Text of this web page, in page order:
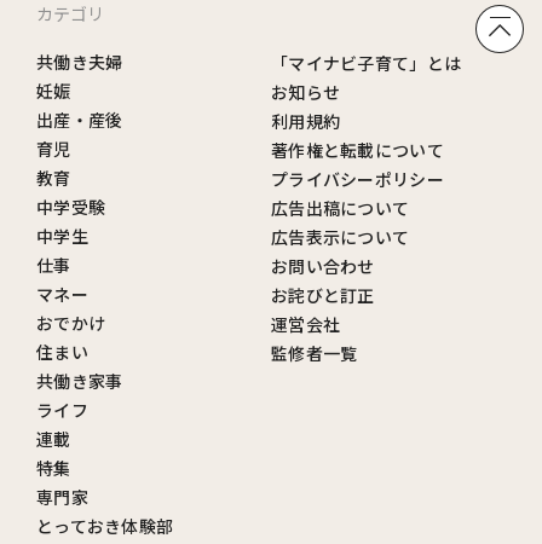
カテゴリ
共働き夫婦
妊娠
出産・産後
育児
教育
中学受験
中学生
仕事
マネー
おでかけ
住まい
共働き家事
ライフ
連載
特集
専門家
とっておき体験部
「マイナビ子育て」とは
お知らせ
利用規約
著作権と転載について
プライバシーポリシー
広告出稿について
広告表示について
お問い合わせ
お詫びと訂正
運営会社
監修者一覧